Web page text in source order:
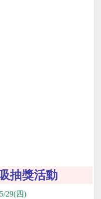
抽獎活動
29(四)